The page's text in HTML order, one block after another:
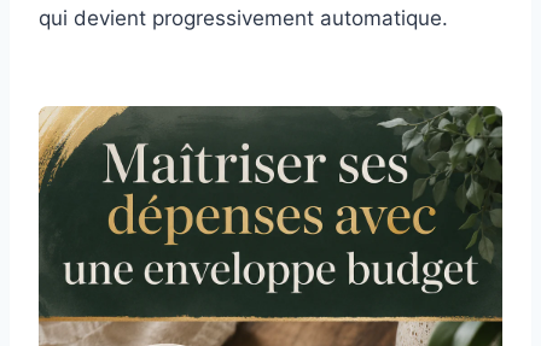
qui devient progressivement automatique.